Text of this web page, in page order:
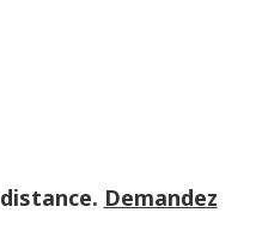
Demandez